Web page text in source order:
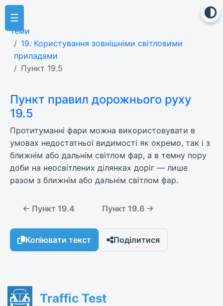
☰
Теми
19. Користування зовнішніми світловими
приладами
Пункт 19.5
Пункт правил дорожнього руху
19.5
Протитуманні фари можна використовувати в
умовах недостатньої видимості як окремо, так і з
ближнім або дальнім світлом фар, а в темну пору
доби на неосвітлених ділянках доріг — лише
разом з ближнім або дальнім світлом фар.
← Пункт 19.4 Пункт 19.6 →
Копіювати текст Поділитися
Traffic Test